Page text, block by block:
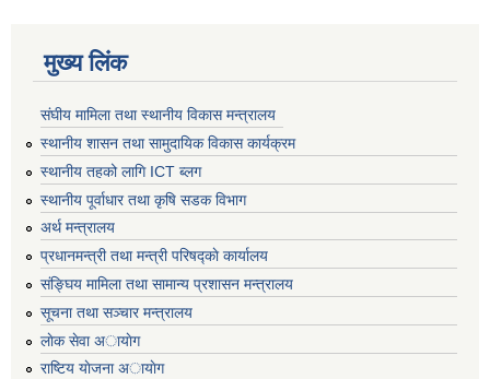
मुख्य लिंक
संघीय मामिला तथा स्थानीय विकास मन्त्रालय
स्थानीय शासन तथा सामुदायिक विकास कार्यक्रम
स्थानीय तहको लागि ICT ब्लग
स्थानीय पूर्वाधार तथा कृषि सडक विभाग
अर्थ मन्त्रालय
प्रधानमन्त्री तथा मन्त्री परिषद्काे कार्यालय
संङ्घिय मामिला तथा सामान्य प्रशासन मन्त्रालय
सूचना तथा सञ्चार मन्त्रालय
लाेक सेवा अायाेग
राष्टिय याेजना अायाेग